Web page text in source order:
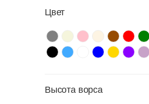
Цвет
Высота ворса